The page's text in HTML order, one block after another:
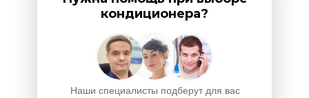
Наши специалисты подберут для вас
кондиционера?